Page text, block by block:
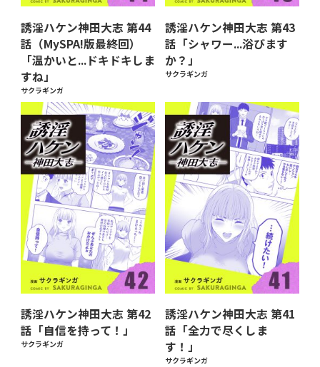
誘淫ハケン神田大志 第44
話（MySPA!版最終回）
「温かいと...ドキドキしま
すね」
サクラギンガ
誘淫ハケン神田大志 第43
話「シャワー...浴びます
か？」
サクラギンガ
誘淫ハケン神田大志 第42
話「自信を持って！」
サクラギンガ
誘淫ハケン神田大志 第41
話「全力で尽くしま
す！」
サクラギンガ